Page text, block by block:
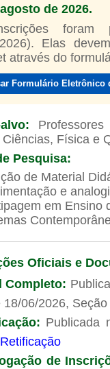
de 2026.
foram
Elas
através do
Formulário
Ciências, Física e
Pesquisa:
de Material
e
em Ensino
Oficiais e
Completo:
18/06/2026,
Publicada
de